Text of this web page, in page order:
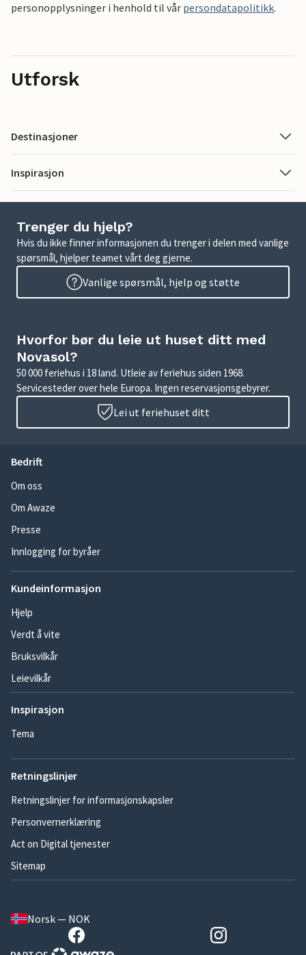
personopplysninger i henhold til vår persondatapolitikk.
Utforsk
Destinasjoner
Inspirasjon
Trenger du hjelp?
Hvis du ikke finner informasjonen du trenger i delen med vanlige
spørsmål, hjelper teamet vårt deg gjerne.
Vanlige spørsmål, hjelp og støtte
Hvorfor bør du leie ut huset ditt med
Novasol?
50 000 feriehus i 18 land. Utleie av feriehus siden 1968.
Servicesteder over hele Europa. Ingen reservasjonsgebyrer.
Lei ut feriehuset ditt
Bedrift
Om oss
Om Awaze
Presse
Innlogging for byråer
Kundeinformasjon
Hjelp
Verdt å vite
Bruksvilkår
Leievilkår
Inspirasjon
Tema
Retningslinjer
Retningslinjer for informasjonskapsler
Personvernerklæring
Act on Digital tjenester
Sitemap
Norsk — NOK